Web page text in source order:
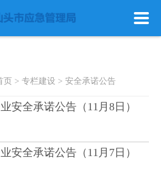
设
页 > 专栏建设 > 安全承诺公告
安全承诺公告（11月8日）
安全承诺公告（11月7日）